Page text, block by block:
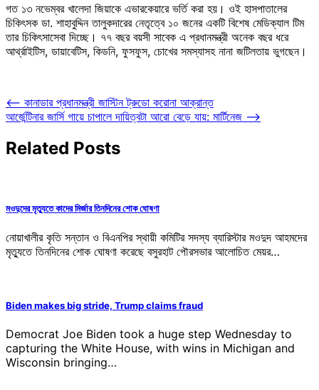
গত ১৩ নভেম্বর খালেদা জিয়াকে এভারকেয়ারে ভর্তি করা হয়। ওই হাসপাতালের
চিকিৎসক ডা. শাহাবুদ্দিন তালুকদারের নেতৃত্বে ১০ জনের একটি বিশেষ মেডিক্যাল টিম
তার চিকিৎসাসেবা দিচ্ছে। ৭৭ বছর বয়সী সাবেক এ প্রধানমন্ত্রী অনেক বছর ধরে
আর্থ্রাইটিস, ডায়াবেটিস, কিডনি, ফুসফুস, চোখের সমস্যাসহ নানা জটিলতায় ভুগছেন।
Post
navigation
⟵ কানাডার প্রধানমন্ত্রী জাস্টিন ট্রুডো করোনা আক্রান্ত
আর্জেন্টিনার জার্সি গায়ে চাপালে দায়িত্বটা আরো বেড়ে যায়: মার্টিনেজ ⟶
Related Posts
মওদুদের মৃত্যুতে কাদের মির্জার তিনদিনের শোক ঘোষণা
নোয়াখালীর কৃতি সন্তান ও বিএনপির স্থায়ী কমিটির সদস্য ব্যারিস্টার মওদুদ আহমদের
মৃত্যুতে তিনদিনের শোক ঘোষণা করেছে বসুরহাট পৌরসভার আলোচিত মেয়র…
Biden makes big stride, Trump claims fraud
Democrat Joe Biden took a huge step Wednesday to
capturing the White House, with wins in Michigan and
Wisconsin bringing…